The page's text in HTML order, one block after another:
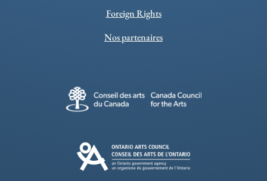
Foreign Rights
Nos partenaires